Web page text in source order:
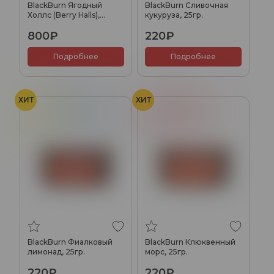
BlackBurn Ягодный
Холлс (Berry Halls),
800₽
Подробнее
BlackBurn Сливочная
кукуруза, 25гр.
220₽
Подробнее
ХИТ
Лимонад
BlackBurn Фиалковый
лимонад, 25гр.
ХИТ
BlackBurn Клюквенный
морс, 25гр.